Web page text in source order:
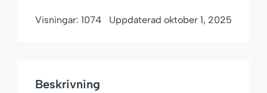
Visningar: 1074 Uppdaterad oktober 1, 2025
Beskrivning